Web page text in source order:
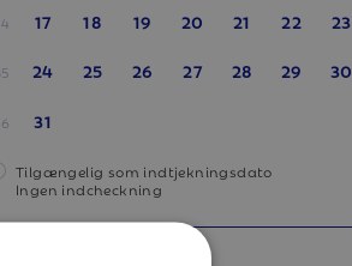
17 18 19 20 21 22 23
24 25 26 27 28 29 30
31
Tilgængelig som indtjekningsdato
Ingen indcheckning